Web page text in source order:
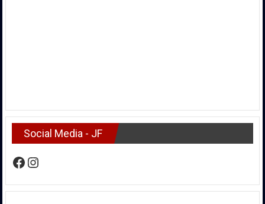
Social Media - JF
Facebook
Instagram